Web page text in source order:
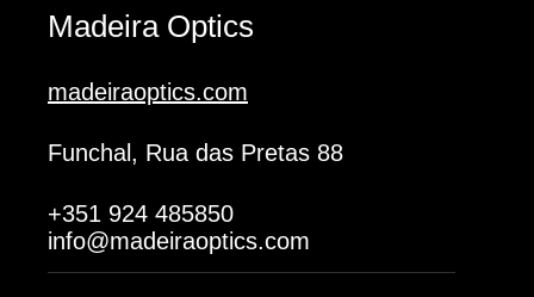
Madeira Optics
madeiraoptics.com
Funchal, Rua das Pretas 88
+351 924 485850
info@madeiraoptics.com